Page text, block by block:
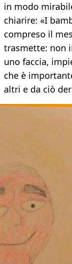
in modo
chiarire: «I
compreso il
trasmette: non
uno faccia,
che è
altri e da ciò